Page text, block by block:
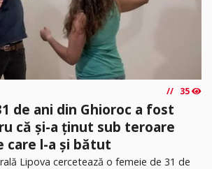
35
de ani din Ghioroc a fost
că și-a ținut sub teroare
care l-a și bătut
Lipova cercetează o femeie de 31 de